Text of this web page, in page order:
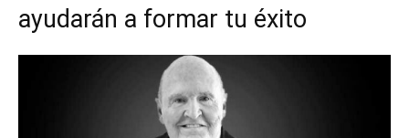
ayudarán a formar tu éxito